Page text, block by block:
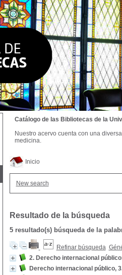
Inicio
New search
Resultado de la búsqueda
5 resultado(s) búsqueda de la
Refinar búsqueda
2. Derecho internacional
Derecho internacional público,
Catálogo de las Bibliotecas de la
Nuestro acervo cuenta con una
medicina.